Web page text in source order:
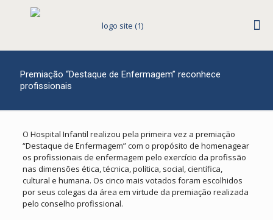
Premiação “Destaque de Enfermagem” reconhece
profissionais
O Hospital Infantil realizou pela primeira vez a premiação
“Destaque de Enfermagem” com o propósito de homenagear
os profissionais de enfermagem pelo exercício da profissão
nas dimensões ética, técnica, política, social, científica,
cultural e humana. Os cinco mais votados foram escolhidos
por seus colegas da área em virtude da premiação realizada
pelo conselho profissional.